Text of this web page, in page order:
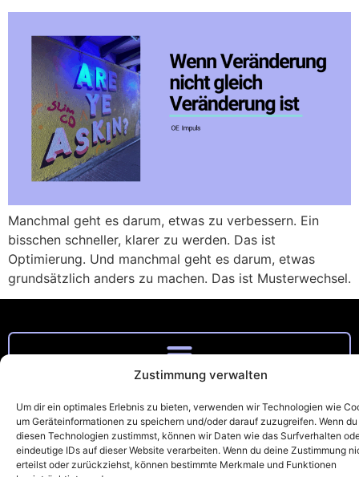
Zustimmung verwalten
Um dir ein optimales Erlebnis zu bieten, verwenden wir Technologien wie
um Geräteinformationen zu speichern und/oder darauf zuzugreifen. Wenn du
diesen Technologien zustimmst, können wir Daten wie das Surfverhalten
eindeutige IDs auf dieser Website verarbeiten. Wenn du deine Zustimmung
erteilst oder zurückziehst, können bestimmte Merkmale und Funktionen
Manchmal geht es darum, etwas zu verbessern. Ein
bisschen schneller, klarer zu werden. Das ist
Optimierung. Und manchmal geht es darum, etwas
grundsätzlich anders zu machen. Das ist Musterwechsel.
Heidi Zucker
Schoppershofstr. 39, 90489 Nürnberg
heidi.zucker@strgh.de
0176 57608672
© [STRG] + [H]